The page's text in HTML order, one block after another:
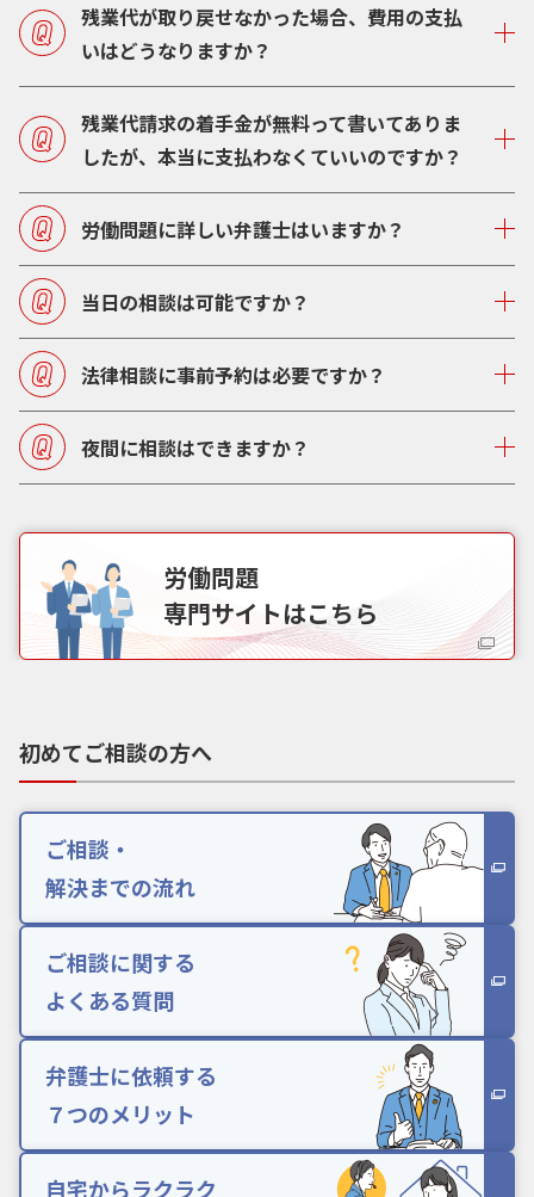
残業代が取り戻せなかった場合、費用の支払
いはどうなりますか？
残業代請求の着手金が無料って書いてありま
したが、本当に支払わなくていいのですか？
労働問題に詳しい弁護士はいますか？
当日の相談は可能ですか？
法律相談に事前予約は必要ですか？
夜間に相談はできますか？
労働問題
専門サイトはこちら
初めてご相談の方へ
ご相談・
解決までの流れ
ご相談に関する
よくある質問
弁護士に依頼する
７つのメリット
自宅からラクラク